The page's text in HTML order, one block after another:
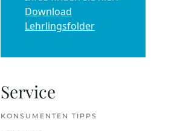
Download
Lehrlingsfolder
Service
KONSUMENTEN TIPPS